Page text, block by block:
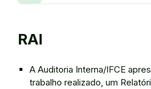
RAI
A Auditoria Interna/IFCE
trabalho realizado, um